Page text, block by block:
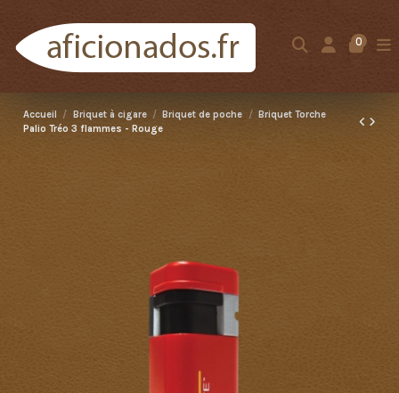
0
Accueil Briquet à cigare Briquet de poche
Briquet Torche
Palio Tréo 3 flammes - Rouge